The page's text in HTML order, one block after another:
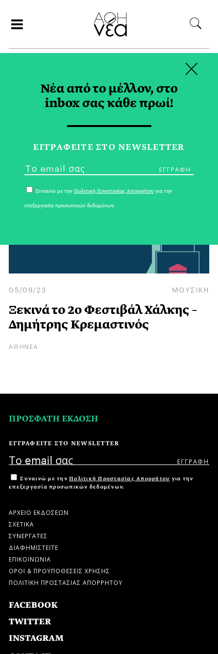
REZEARCH TAG
05/09/23 ΜΟΥΣΙΚΗ
Ξεκινά το 2ο Φεστιβάλ Χάλκης –
Δημήτρης Κρεμαστινός
ΑΘΗΝΕΑ
ΠΡΟΣΦΑΤΗ ΕΚΔΟΣΗ
ΕΓΓΡΑΦΕΙΤΕ ΣΤΟ NEWSLETTER
Συναινώ με την Πολιτική Προστασίας Απορρήτου για την
επεξεργασία προσωπικών δεδομένων.
ΑΡΧΕΙΟ ΕΚΔΟΣΕΩΝ
ΣΧΕΤΙΚΑ
ΣΥΝΕΡΓΑΤΕΣ
ΔΙΑΦΗΜΙΣΤΕΙΤΕ
ΕΠΙΚΟΙΝΩΝΙΑ
ΟΡΟΙ & ΠΡΟΫΠΟΘΕΣΕΙΣ ΧΡΗΣΗΣ
ΠΟΛΙΤΙΚΗ ΠΡΟΣΤΑΣΙΑΣ ΑΠΟΡΡΗΤΟΥ
FACEBOOK
TWITTER
INSTAGRAM
Νέα από το μέλλον, στο
inbox σας κάθε πρωί!
ΕΓΓPΑΦΕΙΤΕ ΣΤΟ NEWSLETTER
Συναινώ με την Πολιτική Προστασίας Απορρήτου για την
επεξεργασία προσωπικών δεδομένων.
×